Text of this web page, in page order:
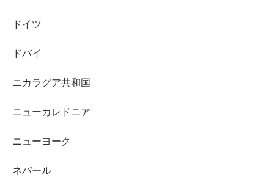
ドイツ
ドバイ
ニカラグア共和国
ニューカレドニア
ニューヨーク
ネパール